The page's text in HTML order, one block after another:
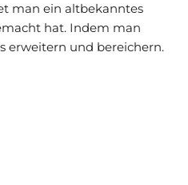
man ein altbekanntes
hat. Indem man
erweitern und bereichern.